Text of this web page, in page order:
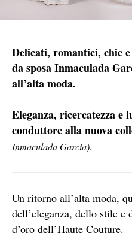
Delicati, romantici, chic
da sposa Inmaculada
all’alta moda.
Eleganza, ricercatezza e
conduttore alla nuova
Inmaculada Garcia).
Un ritorno all’alta moda,
dell’eleganza, dello stile e
d’oro dell’Haute Couture.